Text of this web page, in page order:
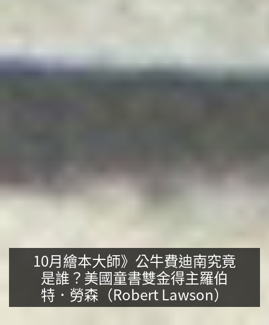
10月繪本大師》公牛費迪南究竟
是誰？美國童書雙金得主羅伯
特．勞森（Robert Lawson）